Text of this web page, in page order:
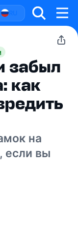
забыл
как
на
если вы